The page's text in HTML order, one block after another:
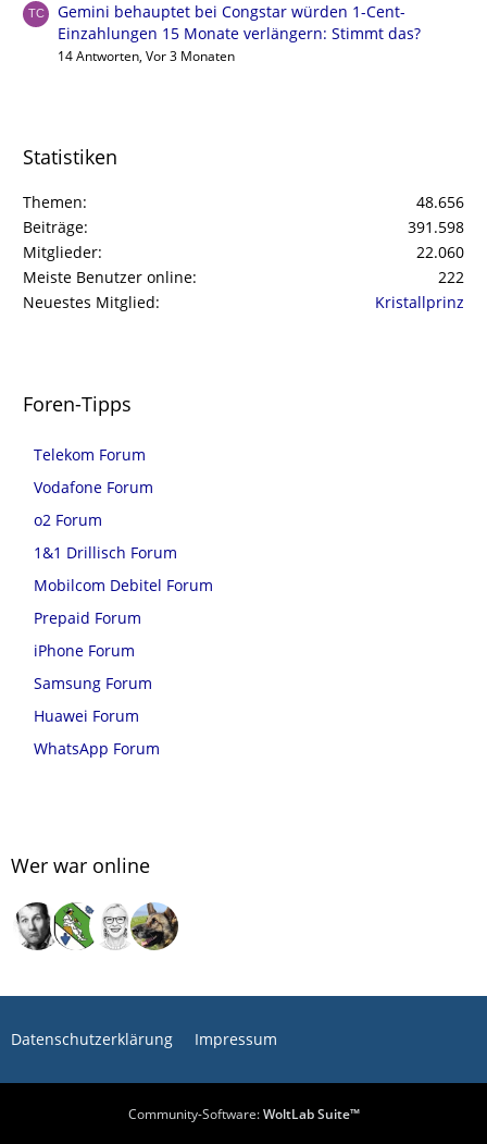
Gemini behauptet bei Congstar würden 1-Cent-
Einzahlungen 15 Monate verlängern: Stimmt das?
14 Antworten, Vor 3 Monaten
Statistiken
Themen
48.656
Beiträge
391.598
Mitglieder
22.060
Meiste Benutzer online
222
Neuestes Mitglied
Kristallprinz
Foren-Tipps
Telekom Forum
Vodafone Forum
o2 Forum
1&1 Drillisch Forum
Mobilcom Debitel Forum
Prepaid Forum
iPhone Forum
Samsung Forum
Huawei Forum
WhatsApp Forum
Wer war online
Datenschutzerklärung Impressum
Community-Software:WoltLab Suite™